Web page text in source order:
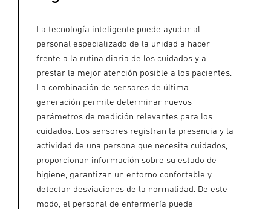
La tecnología inteligente puede ayudar al
personal especializado de la unidad a hacer
frente a la rutina diaria de los cuidados y a
prestar la mejor atención posible a los pacientes.
La combinación de sensores de última
generación permite determinar nuevos
parámetros de medición relevantes para los
cuidados. Los sensores registran la presencia y la
actividad de una persona que necesita cuidados,
proporcionan información sobre su estado de
higiene, garantizan un entorno confortable y
detectan desviaciones de la normalidad. De este
modo, el personal de enfermería puede